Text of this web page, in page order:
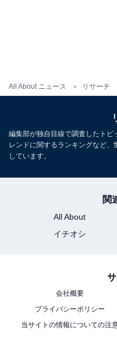
All About ニュース リサーチ
編集部が独自目線で調査したトピ
レンドに関するランキングなど
しています。
関
All About
イチオシ
会社概要
プライバシーポリシー
当サイトの情報についての注